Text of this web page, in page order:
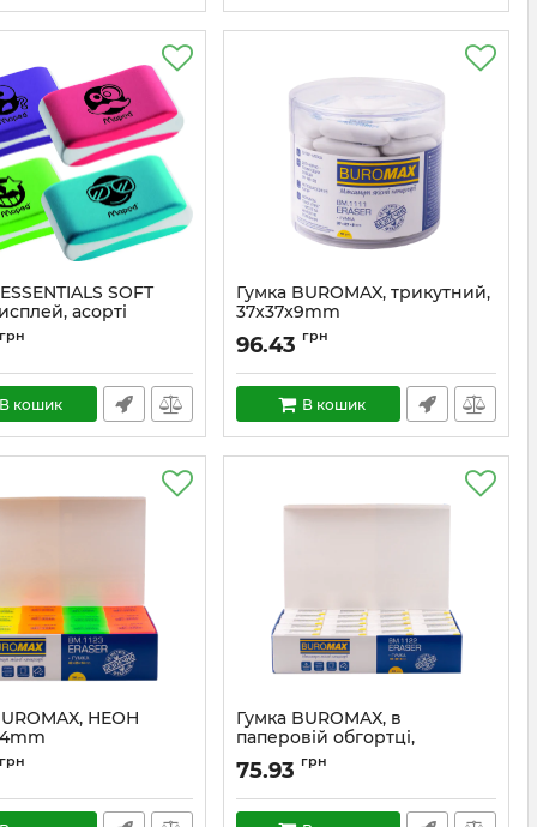
SOFT
асорті
грн
В кошик
Гумка BUROMAX, трикутний,
37x37x9mm
96.43 грн
В кошик
НЕОН
грн
Гумка BUROMAX, в
паперовій обгортці,
50x23x9mm
75.93 грн